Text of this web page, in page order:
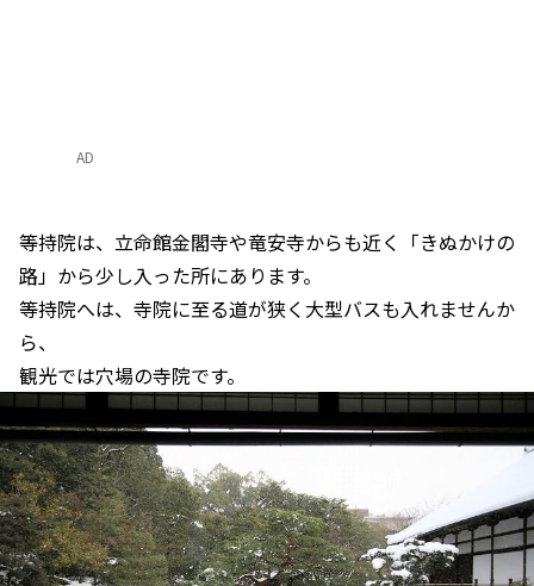
AD
等持院は、立命館金閣寺や竜安寺からも近く「きぬかけの
路」から少し入った所にあります。
等持院へは、寺院に至る道が狭く大型バスも入れませんか
ら、
観光では穴場の寺院です。